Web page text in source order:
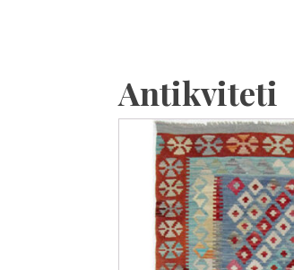
Antikviteti